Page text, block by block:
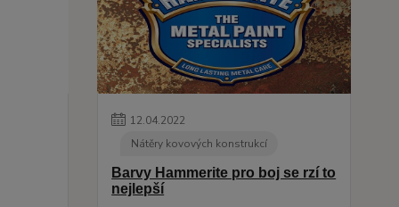
12.04.2022
Nátěry kovových konstrukcí
Barvy Hammerite pro boj se rzí to
nejlepší